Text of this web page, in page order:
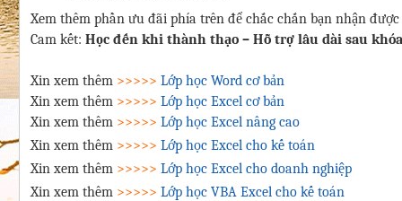
Xem thêm phần ưu đãi phía trên để chắc chắn bạn nhận
Cam kết: Học đến khi thành thạo – Hỗ trợ lâu dài sau
Xin xem thêm >>>>> Lớp học Word cơ bản
Xin xem thêm >>>>> Lớp học Excel cơ bản
Xin xem thêm >>>>> Lớp học Excel nâng cao
Xin xem thêm >>>>> Lớp học Excel cho kế toán
Xin xem thêm >>>>> Lớp học Excel cho doanh nghiệp
Xin xem thêm >>>>> Lớp học VBA Excel cho kế toán